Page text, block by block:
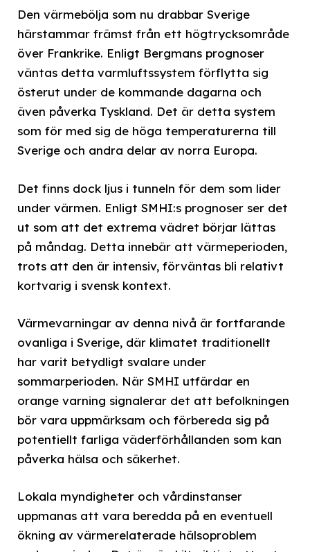
Den värmebölja som nu drabbar Sverige
härstammar främst från ett högtrycksområde
över Frankrike. Enligt Bergmans prognoser
väntas detta varmluftssystem förflytta sig
österut under de kommande dagarna och
även påverka Tyskland. Det är detta system
som för med sig de höga temperaturerna till
Sverige och andra delar av norra Europa.
Det finns dock ljus i tunneln för dem som lider
under värmen. Enligt SMHI:s prognoser ser det
ut som att det extrema vädret börjar lättas
på måndag. Detta innebär att värmeperioden,
trots att den är intensiv, förväntas bli relativt
kortvarig i svensk kontext.
Värmevarningar av denna nivå är fortfarande
ovanliga i Sverige, där klimatet traditionellt
har varit betydligt svalare under
sommarperioden. När SMHI utfärdar en
orange varning signalerar det att befolkningen
bör vara uppmärksam och förbereda sig på
potentiellt farliga väderförhållanden som kan
påverka hälsa och säkerhet.
Lokala myndigheter och vårdinstanser
uppmanas att vara beredda på en eventuell
ökning av värmerelaterade hälsoproblem